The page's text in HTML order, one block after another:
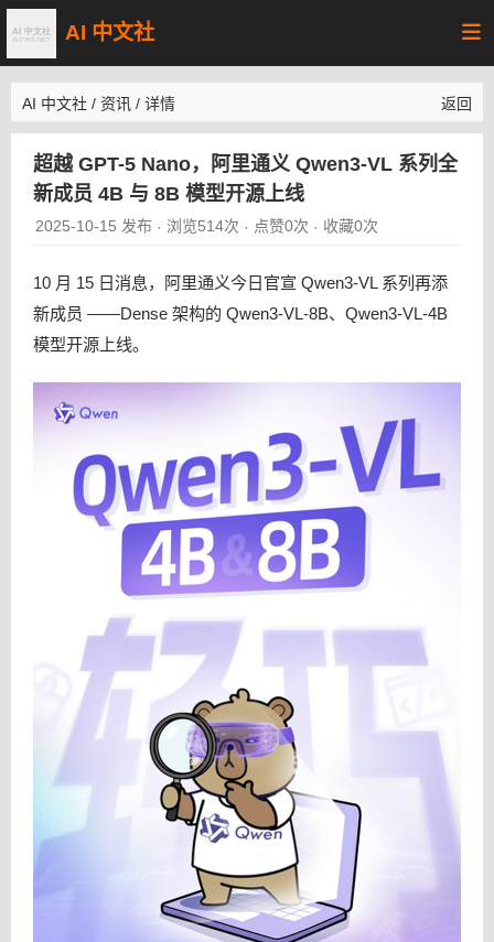
AI 中文社
AI 中文社 / 资讯 / 详情 返回
超越 GPT-5 Nano，阿里通义 Qwen3-VL 系列全
新成员 4B 与 8B 模型开源上线
2025-10-15 发布 · 浏览514次 · 点赞0次 · 收藏0次
10 月 15 日消息，阿里通义今日官宣 Qwen3-VL 系列再添
新成员 ——Dense 架构的 Qwen3-VL-8B、Qwen3-VL-4B
模型开源上线。